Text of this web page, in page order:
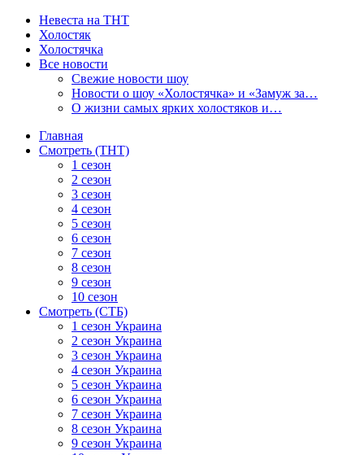
Невеста на ТНТ
Холостяк
Холостячка
Все новости
Свежие новости шоу
Новости о шоу «Холостячка» и «Замуж за…
О жизни самых ярких холостяков и…
Главная
Смотреть (ТНТ)
1 сезон
2 сезон
3 сезон
4 сезон
5 сезон
6 сезон
7 сезон
8 сезон
9 сезон
10 сезон
Смотреть (СТБ)
1 сезон Украина
2 сезон Украина
3 сезон Украина
4 сезон Украина
5 сезон Украина
6 сезон Украина
7 сезон Украина
8 сезон Украина
9 сезон Украина